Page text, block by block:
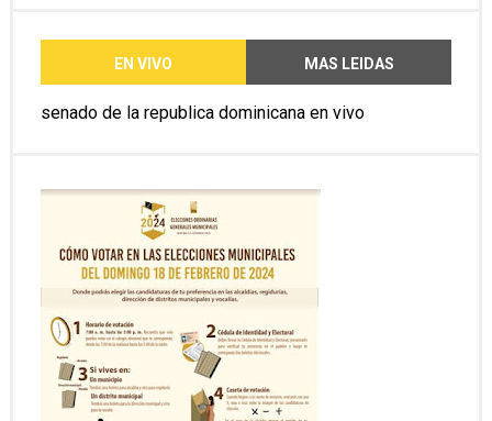
EN VIVO MAS LEIDAS
senado de la republica dominicana en vivo